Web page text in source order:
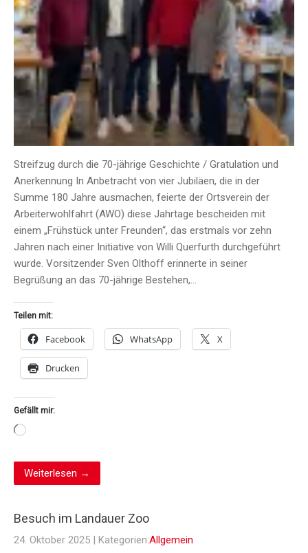
Streifzug durch die 70-jährige Geschichte / Gratulation und
Anerkennung In Anbetracht von vier Jubiläen, die in der
Summe 180 Jahre ausmachen, feierte der Ortsverein der
Arbeiterwohlfahrt (AWO) diese Jahrtage bescheiden mit
einem „Frühstück unter Freunden“, das erstmals vor zehn
Jahren nach einer Initiative von Willi Querfurth durchgeführt
wurde. Vorsitzender Sven Olthoff erinnerte in seiner
Begrüßung an das 70-jährige Bestehen,…
Teilen mit:
Facebook WhatsApp X
Drucken
Gefällt mir:
Wird
Weiterlesen →
Besuch im Landauer Zoo
24. Oktober 2025 | Kategorien:Allgemein